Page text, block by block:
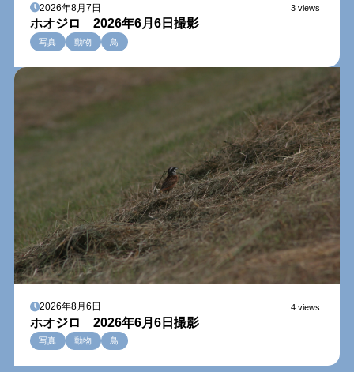
2026年8月7日 3 views
ホオジロ 2026年6月6日撮影
写真 動物 鳥
2026年8月6日 4 views
ホオジロ 2026年6月6日撮影
写真 動物 鳥